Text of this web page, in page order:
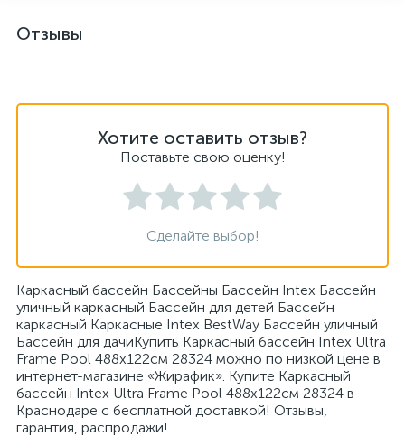
Отзывы
Хотите оставить отзыв?
Поставьте свою оценку!
Сделайте выбор!
Каркасный бассейн Бассейны Бассейн Intex Бассейн
уличный каркасный Бассейн для детей Бассейн
каркасный Каркасные Intex BestWay Бассейн уличный
Бассейн для дачиКупить Каркасный бассейн Intex Ultra
Frame Pool 488x122см 28324 можно по низкой цене в
интернет-магазине «Жирафик». Купите Каркасный
бассейн Intex Ultra Frame Pool 488x122см 28324 в
Краснодаре с бесплатной доставкой! Отзывы,
гарантия, распродажи!